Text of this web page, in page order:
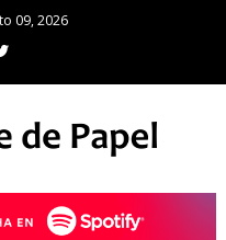
09, 2026